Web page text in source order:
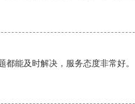
能及时解决，服务态度非常好。